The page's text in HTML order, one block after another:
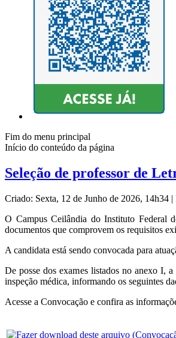
Fim do menu principal
Início do conteúdo da página
Seleção de professor de
Criado: Sexta, 12 de Junho de 2026, 14h34 |
O Campus Ceilândia do Instituto Federal
documentos que comprovem os requisitos
A candidata está sendo convocada para
De posse dos exames listados no anexo I,
inspeção médica, informando os seguintes
Acesse a Convocação e confira as